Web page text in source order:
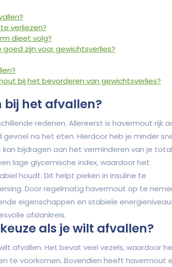
verliezen?
dieet volg?
zijn voor gewichtsverlies?
bij het bevorderen van gewichtsverlies?
het afvallen?
redenen. Allereerst is havermout rijk
na het eten. Hierdoor heb je minder
bijdragen aan het verminderen van je
lage glycemische index, waardoor het
houdt. Dit helpt pieken in insuline te
Door regelmatig havermout op te
eigenschappen en stabiele
afslankreis.
als je wilt afvallen?
afvallen. Het bevat veel vezels, waardoor
te voorkomen. Bovendien heeft havermout